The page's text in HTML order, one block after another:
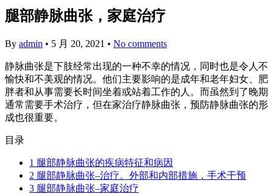
腿部静脉曲张，家庭治疗
By admin • 5 月 20, 2021 • No comments
静脉曲张是下肢经常出现的一种不幸的情况，同时也是令人不
愉快和不美观的情况。他们主要影响的是成年和老年妇女、肥
胖者和从事需要长时间坐着或站着工作的人。而虽然到了晚期
通常需要手术治疗，但在家治疗静脉曲张，预防静脉曲张的形
成也很重要。
目录
1 腿部静脉曲张的疾病特征和病因
2 腿部静脉曲张–治疗。外部和内部措施，手术干预
3 腿部静脉曲张–家庭治疗